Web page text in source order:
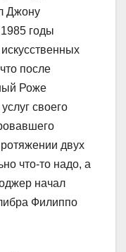
Джону
годы
после
Роже
своего
двух
что-то надо, а
начал
Филиппо